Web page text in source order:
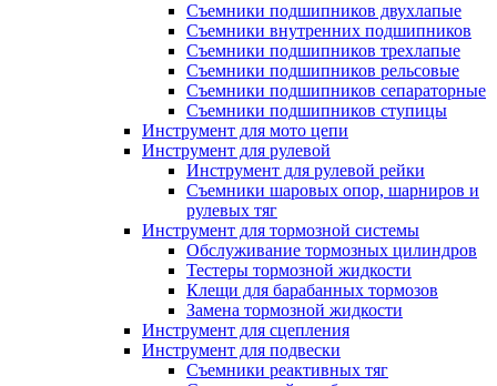
Съемники подшипников двухлапые
Съемники внутренних подшипников
Съемники подшипников трехлапые
Съемники подшипников рельсовые
Съемники подшипников сепараторные
Съемники подшипников ступицы
Инструмент для мото цепи
Инструмент для рулевой
Инструмент для рулевой рейки
Съемники шаровых опор, шарниров и
рулевых тяг
Инструмент для тормозной системы
Обслуживание тормозных цилиндров
Тестеры тормозной жидкости
Клещи для барабанных тормозов
Замена тормозной жидкости
Инструмент для сцепления
Инструмент для подвески
Съемники реактивных тяг